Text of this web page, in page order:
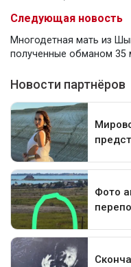
Следующая новость
Многодетная мать из
полученные обманом 35